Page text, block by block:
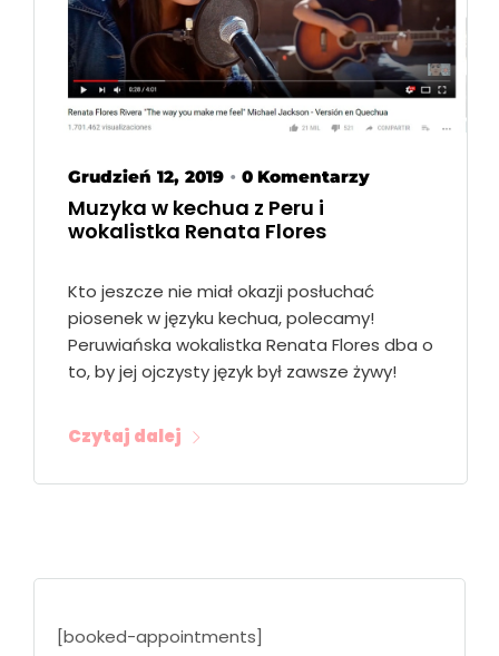
Grudzień 12, 2019 • 0 Komentarzy
Muzyka w kechua z Peru i
wokalistka Renata Flores
Kto jeszcze nie miał okazji posłuchać
piosenek w języku kechua, polecamy!
Peruwiańska wokalistka Renata Flores dba o
to, by jej ojczysty język był zawsze żywy!
Czytaj dalej
[booked-appointments]